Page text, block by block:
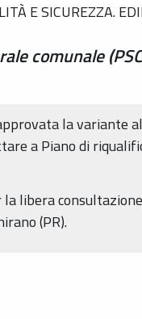
E SICUREZZA.
comunale
la variante
a Piano di
libera
(PR).